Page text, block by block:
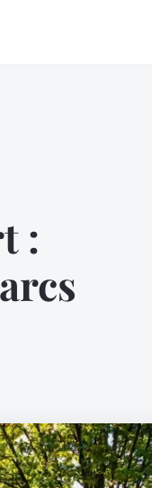
: